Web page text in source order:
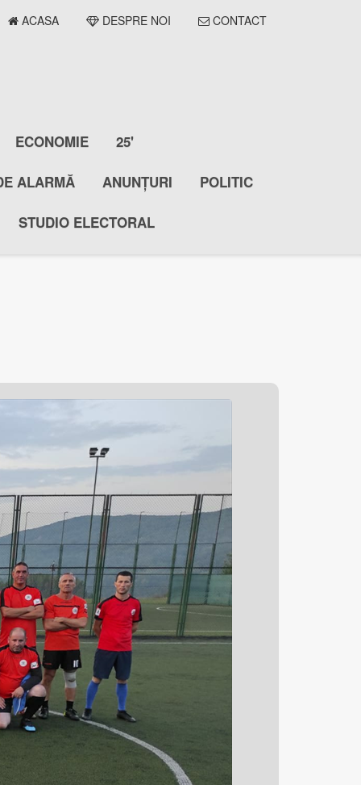
ACASA DESPRE NOI CONTACT
ECONOMIE 25'
ALARMĂ ANUNȚURI POLITIC
STUDIO ELECTORAL